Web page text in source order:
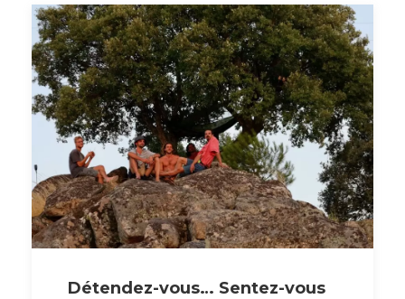
Détendez-vous… Sentez-vous